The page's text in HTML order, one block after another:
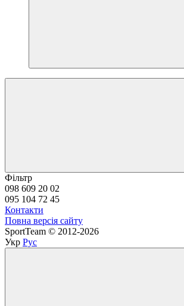
Фільтр
098 609 20 02
095 104 72 45
Контакти
Повна версія сайту
SportTeam © 2012-2026
Укр Рус